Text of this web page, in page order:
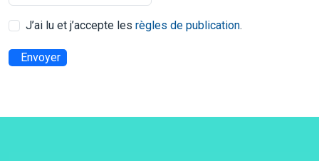
J’ai lu et j’accepte les règles de publication.
Envoyer